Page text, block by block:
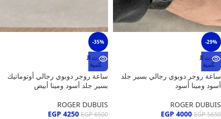
-29%
نفدت ال
كمية
ساعة روجر دوبوي رجالي بسير جلد
أسود ومينا أسود
ROGER DUBUIS
EGP5650
EGP 4000
-35%
نفدت ال
كمية
ساعة روجر دوبوي رجالي أوتوماتيك
بسير جلد أسود ومينا أبيض
ROGER DUBUIS
EGP6500
EGP 4250